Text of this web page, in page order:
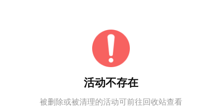
活动不存在
被删除或被清理的活动可前往回收站查看